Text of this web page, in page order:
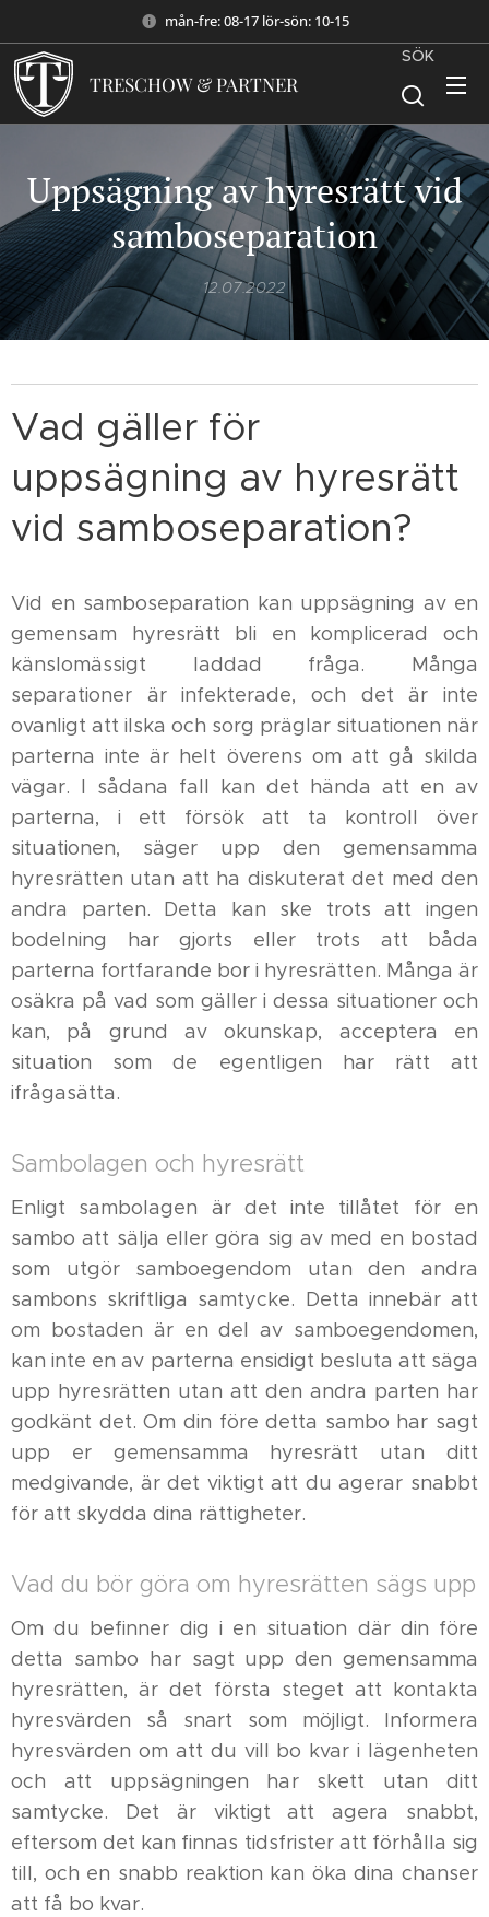
mån-fre: 08-17 lör-sön: 10-15
TRESCHOW & PARTNER
SÖK
Uppsägning av hyresrätt vid
samboseparation
12.07.2022
Vad gäller för
uppsägning av hyresrätt
vid samboseparation?
Vid en samboseparation kan uppsägning av en
gemensam hyresrätt bli en komplicerad och
känslomässigt laddad fråga. Många
separationer är infekterade, och det är inte
ovanligt att ilska och sorg präglar situationen när
parterna inte är helt överens om att gå skilda
vägar. I sådana fall kan det hända att en av
parterna, i ett försök att ta kontroll över
situationen, säger upp den gemensamma
hyresrätten utan att ha diskuterat det med den
andra parten. Detta kan ske trots att ingen
bodelning har gjorts eller trots att båda
parterna fortfarande bor i hyresrätten. Många är
osäkra på vad som gäller i dessa situationer och
kan, på grund av okunskap, acceptera en
situation som de egentligen har rätt att
ifrågasätta.
Sambolagen och hyresrätt
Enligt sambolagen är det inte tillåtet för en
sambo att sälja eller göra sig av med en bostad
som utgör samboegendom utan den andra
sambons skriftliga samtycke. Detta innebär att
om bostaden är en del av samboegendomen,
kan inte en av parterna ensidigt besluta att säga
upp hyresrätten utan att den andra parten har
godkänt det. Om din före detta sambo har sagt
upp er gemensamma hyresrätt utan ditt
medgivande, är det viktigt att du agerar snabbt
för att skydda dina rättigheter.
Vad du bör göra om hyresrätten sägs upp
Om du befinner dig i en situation där din före
detta sambo har sagt upp den gemensamma
hyresrätten, är det första steget att kontakta
hyresvärden så snart som möjligt. Informera
hyresvärden om att du vill bo kvar i lägenheten
och att uppsägningen har skett utan ditt
samtycke. Det är viktigt att agera snabbt,
eftersom det kan finnas tidsfrister att förhålla sig
till, och en snabb reaktion kan öka dina chanser
att få bo kvar.